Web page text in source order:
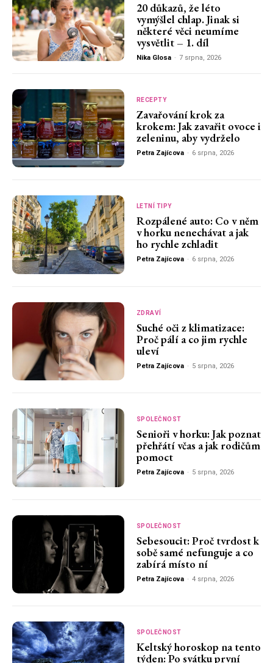
20 důkazů, že léto
vymýšlel chlap. Jinak si
některé věci neumíme
vysvětlit – 1. díl
Nika Glosa - 7 srpna, 2026
RECEPTY
Zavařování krok za
krokem: Jak zavařit ovoce i
zeleninu, aby vydrželo
Petra Zajícova - 6 srpna, 2026
LETNÍ TIPY
Rozpálené auto: Co v něm
v horku nenechávat a jak
ho rychle zchladit
Petra Zajícova - 6 srpna, 2026
ZDRAVÍ
Suché oči z klimatizace:
Proč pálí a co jim rychle
uleví
Petra Zajícova - 5 srpna, 2026
SPOLEČNOST
Senioři v horku: Jak poznat
přehřátí včas a jak rodičům
pomoct
Petra Zajícova - 5 srpna, 2026
SPOLEČNOST
Sebesoucit: Proč tvrdost k
sobě samé nefunguje a co
zabírá místo ní
Petra Zajícova - 4 srpna, 2026
SPOLEČNOST
Keltský horoskop na tento
týden: Po svátku první